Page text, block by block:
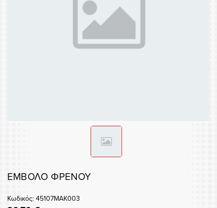
ΕΜΒΟΛΟ ΦΡΕΝΟΥ
Κωδικός: 45107MAK003